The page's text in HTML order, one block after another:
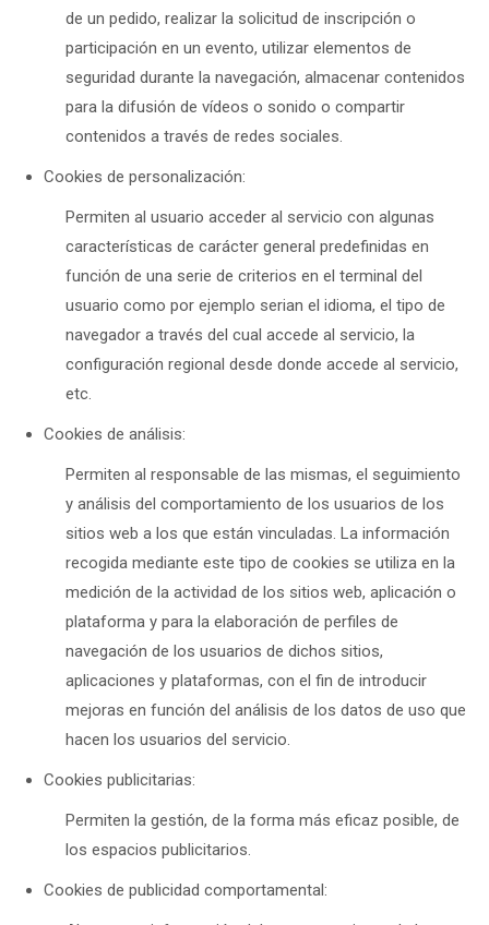
de un pedido, realizar la solicitud de inscripción o
participación en un evento, utilizar elementos de
seguridad durante la navegación, almacenar contenidos
para la difusión de vídeos o sonido o compartir
contenidos a través de redes sociales.
Cookies de personalización:
Permiten al usuario acceder al servicio con algunas
características de carácter general predefinidas en
función de una serie de criterios en el terminal del
usuario como por ejemplo serian el idioma, el tipo de
navegador a través del cual accede al servicio, la
configuración regional desde donde accede al servicio,
etc.
Cookies de análisis:
Permiten al responsable de las mismas, el seguimiento
y análisis del comportamiento de los usuarios de los
sitios web a los que están vinculadas. La información
recogida mediante este tipo de cookies se utiliza en la
medición de la actividad de los sitios web, aplicación o
plataforma y para la elaboración de perfiles de
navegación de los usuarios de dichos sitios,
aplicaciones y plataformas, con el fin de introducir
mejoras en función del análisis de los datos de uso que
hacen los usuarios del servicio.
Cookies publicitarias:
Permiten la gestión, de la forma más eficaz posible, de
los espacios publicitarios.
Cookies de publicidad comportamental: